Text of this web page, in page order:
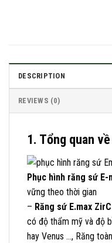
DESCRIPTION
REVIEWS (0)
1. Tổng quan
Phục hình răng sứ E-
vững theo thời gian
– Răng sứ E.max
có độ thẩm mỹ và độ
hay Venus …, Răng